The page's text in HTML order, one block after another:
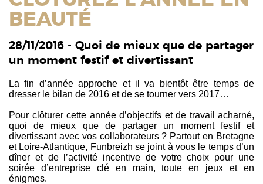
BEAUTÉ
28/11/2016 - Quoi de mieux que de partager
un moment festif et divertissant
La fin d’année approche et il va bientôt être temps de
dresser le bilan de 2016 et de se tourner vers 2017…
Pour clôturer cette année d’objectifs et de travail acharné,
quoi de mieux que de partager un moment festif et
divertissant avec vos collaborateurs ? Partout en Bretagne
et Loire-Atlantique, Funbreizh se joint à vous le temps d’un
dîner et de l’activité incentive de votre choix pour une
soirée d’entreprise clé en main, toute en jeux et en
énigmes.